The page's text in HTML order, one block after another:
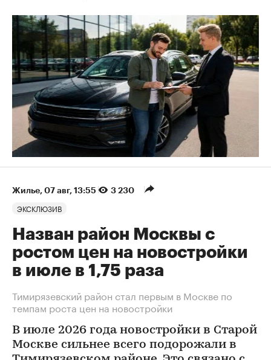
Жилье 07 авг, 13:55 3 230
ЭКСКЛЮЗИВ
Назван район Москвы с
ростом цен на новостройки
в июле в 1,75 раза
Тимирязевский район стал первым в Москве по
темпам роста цен на новостройки
В июле 2026 года новостройки в Старой
Москве сильнее всего подорожали в